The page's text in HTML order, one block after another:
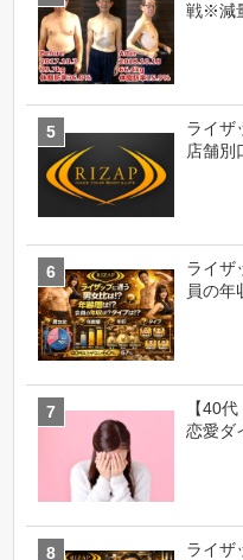
戦※減
ライザ
店舗別
ライザ
員の年
【40
恋愛ダ
ライザ